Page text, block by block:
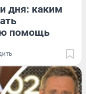
дня: каким
помощь